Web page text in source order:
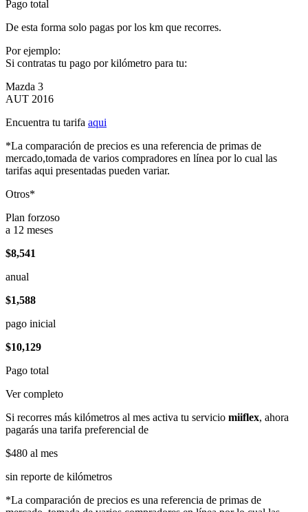
Pago total
De esta forma solo pagas por los km que recorres.
Por ejemplo:
Si contratas tu pago por kilómetro para tu:
Mazda 3
AUT 2016
Encuentra tu tarifa aqui
*La comparación de precios es una referencia de primas de
mercado,tomada de varios compradores en línea por lo cual las
tarifas aqui presentadas pueden variar.
Otros*
Plan forzoso
a 12 meses
$8,541
anual
$1,588
pago inicial
$10,129
Pago total
Ver completo
Si recorres más kilómetros al mes activa tu servicio miiflex, ahora
pagarás una tarifa preferencial de
$480 al mes
sin reporte de kilómetros
*La comparación de precios es una referencia de primas de